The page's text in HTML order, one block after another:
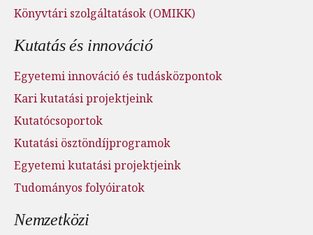
Könyvtári szolgáltatások (OMIKK)
Kutatás és innováció
Egyetemi innováció és tudásközpontok
Kari kutatási projektjeink
Kutatócsoportok
Kutatási ösztöndíjprogramok
Egyetemi kutatási projektjeink
Tudományos folyóiratok
Nemzetközi